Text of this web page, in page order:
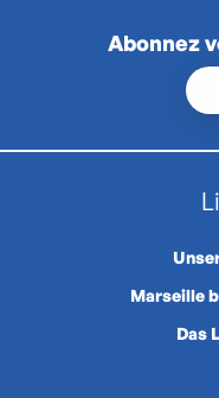
Abonnez
Marseille
Das